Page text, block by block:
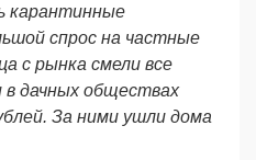
карантинные
спрос на частные
с рынка смели все
дачных обществах
За ними ушли дома